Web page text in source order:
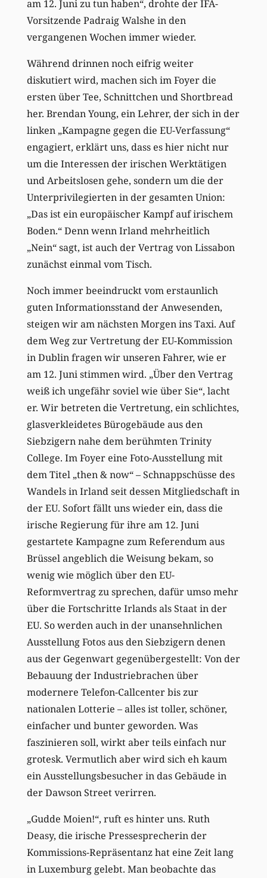
am 12. Juni zu tun haben“, drohte der IFA-
Vorsitzende Padraig Walshe in den
vergangenen Wochen immer wieder.
Während drinnen noch eifrig weiter
diskutiert wird, machen sich im Foyer die
ersten über Tee, Schnittchen und Shortbread
her. Brendan Young, ein Lehrer, der sich in der
linken „Kampagne gegen die EU-Verfassung“
engagiert, erklärt uns, dass es hier nicht nur
um die Interessen der irischen Werktätigen
und Arbeitslosen gehe, sondern um die der
Unterprivilegierten in der gesamten Union:
„Das ist ein europäischer Kampf auf irischem
Boden.“ Denn wenn Irland mehrheitlich
„Nein“ sagt, ist auch der Vertrag von Lissabon
zunächst einmal vom Tisch.
Noch immer beeindruckt vom erstaunlich
guten Informationsstand der Anwesenden,
steigen wir am nächsten Morgen ins Taxi. Auf
dem Weg zur Vertretung der EU-Kommission
in Dublin fragen wir unseren Fahrer, wie er
am 12. Juni stimmen wird. „Über den Vertrag
weiß ich ungefähr soviel wie über Sie“, lacht
er. Wir betreten die Vertretung, ein schlichtes,
glasverkleidetes Bürogebäude aus den
Siebzigern nahe dem berühmten Trinity
College. Im Foyer eine Foto-Ausstellung mit
dem Titel „then & now“ – Schnappschüsse des
Wandels in Irland seit dessen Mitgliedschaft in
der EU. Sofort fällt uns wieder ein, dass die
irische Regierung für ihre am 12. Juni
gestartete Kampagne zum Referendum aus
Brüssel angeblich die Weisung bekam, so
wenig wie möglich über den EU-
Reformvertrag zu sprechen, dafür umso mehr
über die Fortschritte Irlands als Staat in der
EU. So werden auch in der unansehnlichen
Ausstellung Fotos aus den Siebzigern denen
aus der Gegenwart gegenübergestellt: Von der
Bebauung der Industriebrachen über
modernere Telefon-Callcenter bis zur
nationalen Lotterie – alles ist toller, schöner,
einfacher und bunter geworden. Was
faszinieren soll, wirkt aber teils einfach nur
grotesk. Vermutlich aber wird sich eh kaum
ein Ausstellungsbesucher in das Gebäude in
der Dawson Street verirren.
„Gudde Moien!“, ruft es hinter uns. Ruth
Deasy, die irische Pressesprecherin der
Kommissions-Repräsentanz hat eine Zeit lang
in Luxemburg gelebt. Man beobachte das